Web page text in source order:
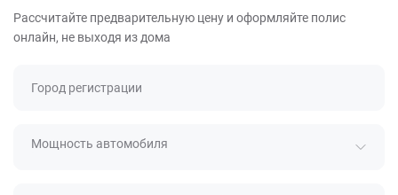
Рассчитайте предварительную цену и оформляйте полис
онлайн, не выходя из дома
Город регистрации
Мощность автомобиля